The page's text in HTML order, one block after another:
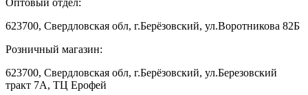
Оптовый отдел:
623700, Свердловская обл, г.Берёзовский, ул.Воротникова 82Б
Розничный магазин:
623700, Свердловская обл, г.Берёзовский, ул.Березовский
тракт 7А, ТЦ Ерофей